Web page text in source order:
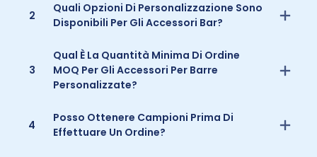
2
Quali Opzioni Di Personalizzazione Sono
Disponibili Per Gli Accessori Bar?
3
Qual È La Quantità Minima Di Ordine
MOQ Per Gli Accessori Per Barre
Personalizzate?
4
Posso Ottenere Campioni Prima Di
Effettuare Un Ordine?